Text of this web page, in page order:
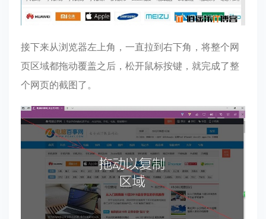
接下来从浏览器左上角，一直拉到右下角，将整个网
页区域都拖动覆盖之后，松开鼠标按键，就完成了整
个网页的截图了。